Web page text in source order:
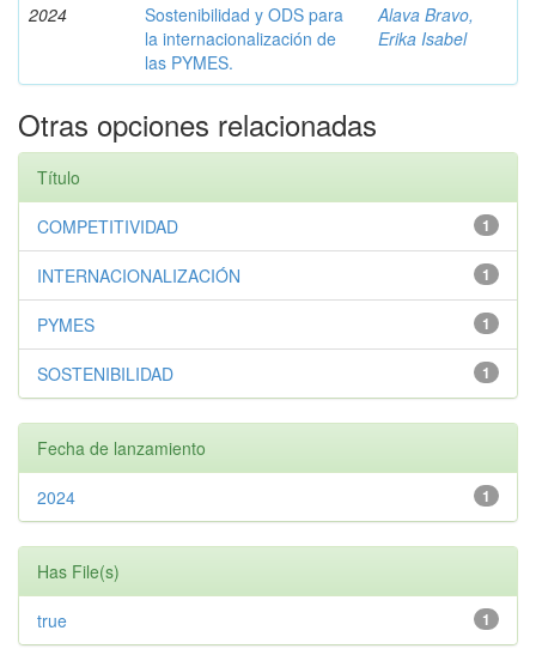
2024
Sostenibilidad y ODS para
la internacionalización de
las PYMES.
Alava Bravo,
Erika Isabel
Otras opciones relacionadas
Título
1
COMPETITIVIDAD
1
INTERNACIONALIZACIÓN
1
PYMES
1
SOSTENIBILIDAD
Fecha de lanzamiento
1
2024
Has File(s)
1
true